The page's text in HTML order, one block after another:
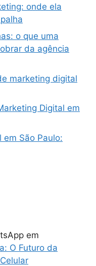
onde ela
o que uma
da agência
marketing digital
Digital em
São Paulo:
em
O Futuro da